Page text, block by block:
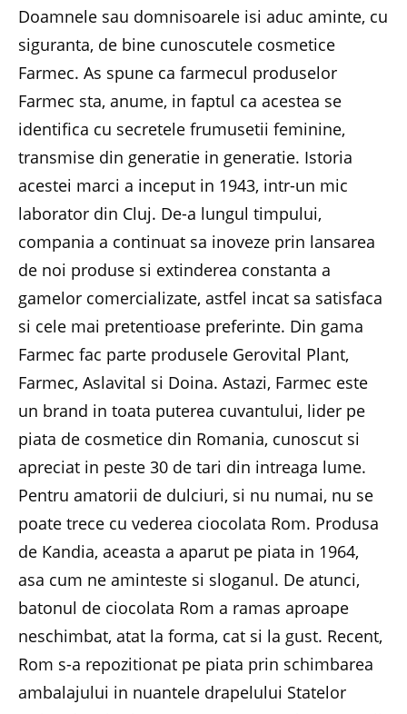
Doamnele sau domnisoarele isi aduc aminte, cu
siguranta, de bine cunoscutele cosmetice
Farmec. As spune ca farmecul produselor
Farmec sta, anume, in faptul ca acestea se
identifica cu secretele frumusetii feminine,
transmise din generatie in generatie. Istoria
acestei marci a inceput in 1943, intr-un mic
laborator din Cluj. De-a lungul timpului,
compania a continuat sa inoveze prin lansarea
de noi produse si extinderea constanta a
gamelor comercializate, astfel incat sa satisfaca
si cele mai pretentioase preferinte. Din gama
Farmec fac parte produsele Gerovital Plant,
Farmec, Aslavital si Doina. Astazi, Farmec este
un brand in toata puterea cuvantului, lider pe
piata de cosmetice din Romania, cunoscut si
apreciat in peste 30 de tari din intreaga lume.
Pentru amatorii de dulciuri, si nu numai, nu se
poate trece cu vederea ciocolata Rom. Produsa
de Kandia, aceasta a aparut pe piata in 1964,
asa cum ne aminteste si sloganul. De atunci,
batonul de ciocolata Rom a ramas aproape
neschimbat, atat la forma, cat si la gust. Recent,
Rom s-a repozitionat pe piata prin schimbarea
ambalajului in nuantele drapelului Statelor